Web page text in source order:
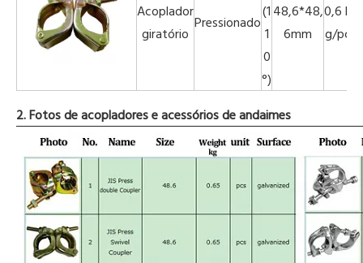
Acoplador
giratório
Pressionado
(1
1
0
°)
48,6*48,
6mm
0,6 k
g/pc
2. Fotos de acopladores e acessórios de andaimes